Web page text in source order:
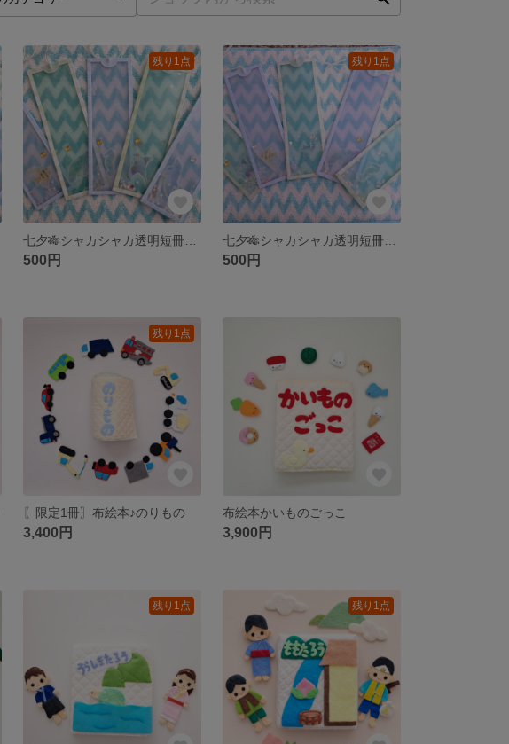
残り1点
500円
残り1点
500円
残り1点
〖限定1冊〗布絵本♪のりもの
3,400円
布絵本かいものごっこ
3,900円
残り1点 残り1点